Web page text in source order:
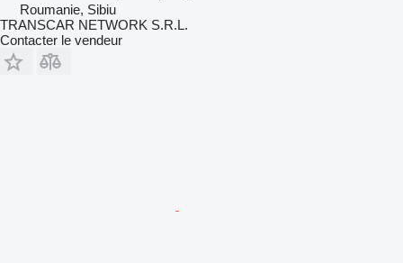
Roumanie, Sibiu
TRANSCAR NETWORK S.R.L.
Contacter le vendeur